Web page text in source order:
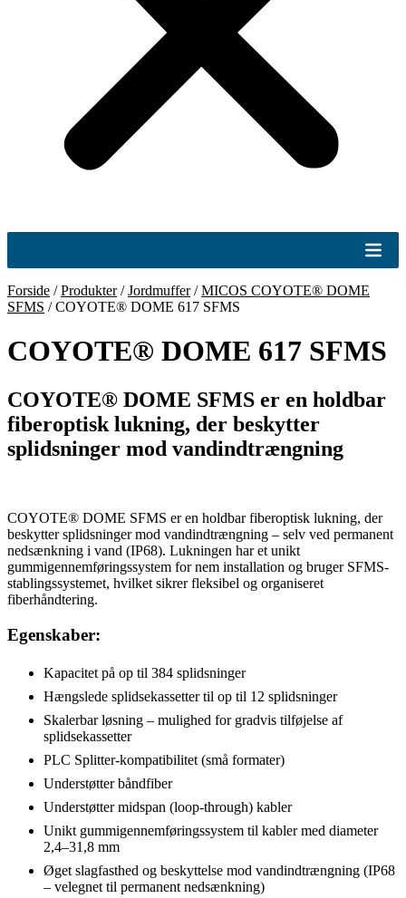
Forside /Produkter/Jordmuffer/MICOS COYOTE® DOME
SFMS /COYOTE® DOME 617 SFMS
COYOTE® DOME 617 SFMS
COYOTE® DOME SFMS er en holdbar
fiberoptisk lukning, der beskytter
splidsninger mod vandindtrængning
COYOTE® DOME SFMS er en holdbar fiberoptisk lukning, der
beskytter splidsninger mod vandindtrængning – selv ved permanent
nedsænkning i vand (IP68). Lukningen har et unikt
gummigennemføringssystem for nem installation og bruger SFMS-
stablingssystemet, hvilket sikrer fleksibel og organiseret
fiberhåndtering.
Egenskaber:
Kapacitet på op til 384 splidsninger
Hængslede splidsekassetter til op til 12 splidsninger
Skalerbar løsning – mulighed for gradvis tilføjelse af
splidsekassetter
PLC Splitter-kompatibilitet (små formater)
Understøtter båndfiber
Understøtter midspan (loop-through) kabler
Unikt gummigennemføringssystem til kabler med diameter
2,4–31,8 mm
Øget slagfasthed og beskyttelse mod vandindtrængning (IP68
– velegnet til permanent nedsænkning)